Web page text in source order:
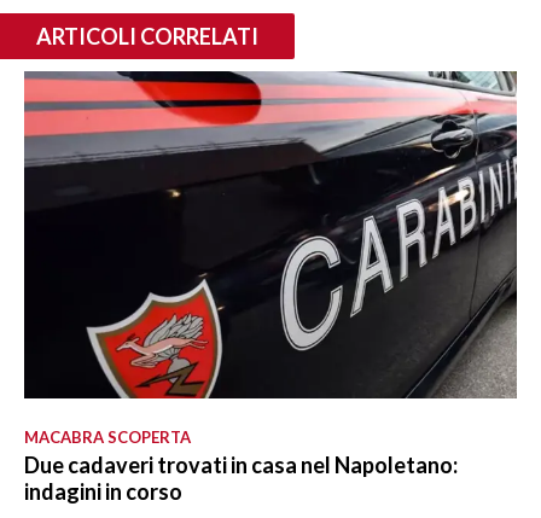
ARTICOLI CORRELATI
MACABRA SCOPERTA
Due cadaveri trovati in casa nel Napoletano:
indagini in corso